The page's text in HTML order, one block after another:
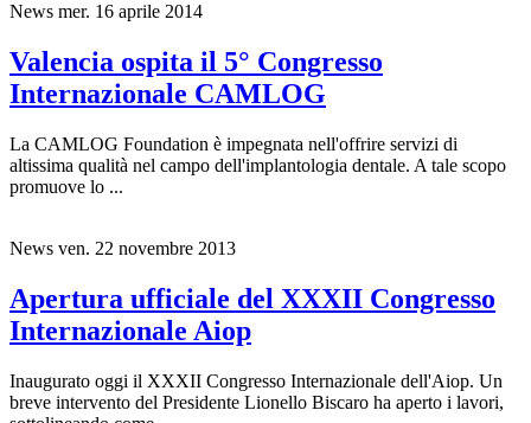
News mer. 16 aprile 2014
Valencia ospita il 5° Congresso
Internazionale CAMLOG
La CAMLOG Foundation è impegnata nell'offrire servizi di
altissima qualità nel campo dell'implantologia dentale. A tale scopo
promuove lo ...
News ven. 22 novembre 2013
Apertura ufficiale del XXXII Congresso
Internazionale Aiop
Inaugurato oggi il XXXII Congresso Internazionale dell'Aiop. Un
breve intervento del Presidente Lionello Biscaro ha aperto i lavori,